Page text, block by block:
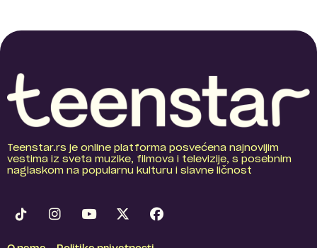
Teenstar.rs je online platforma posvećena najnovijim
vestima iz sveta muzike, filmova i televizije, s posebnim
naglaskom na popularnu kulturu i slavne ličnost